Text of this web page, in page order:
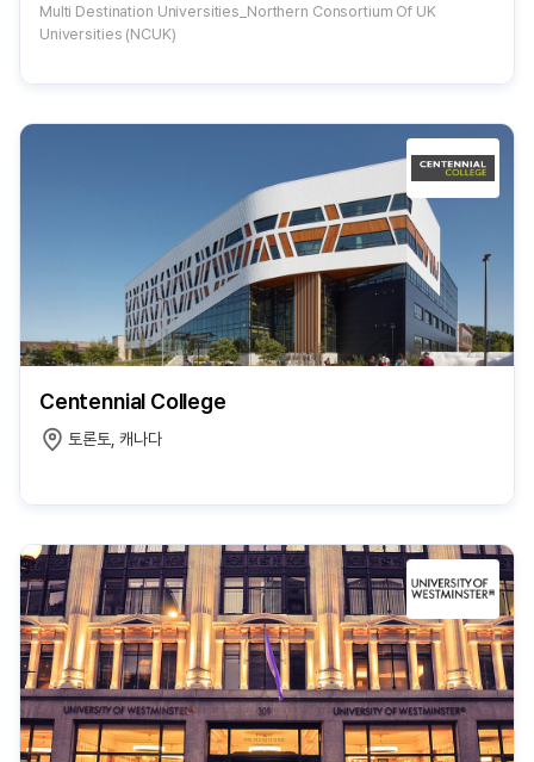
Multi Destination Universities_Northern Consortium Of UK
Universities (NCUK)
Centennial College
토론토, 캐나다